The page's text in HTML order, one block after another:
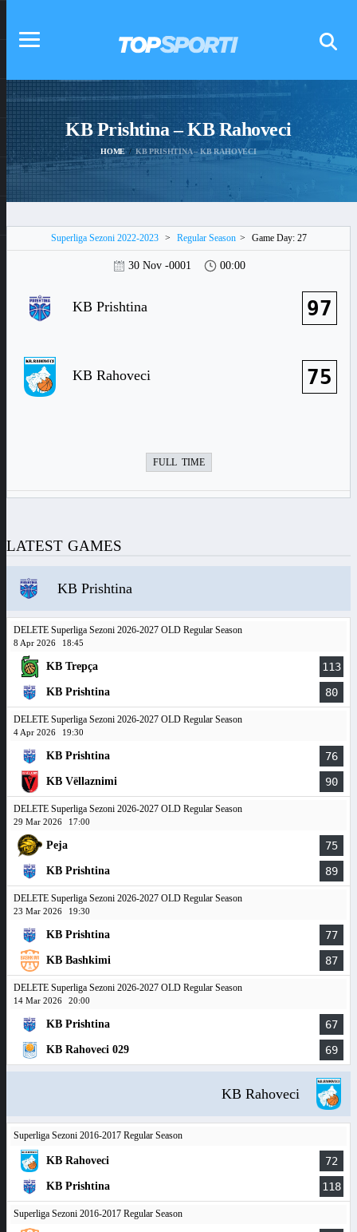
KB Prishtina – KB Rahoveci
HOME KB PRISHTINA – KB RAHOVECI
Superliga Sezoni 2022-2023 > Regular Season > Game Day: 27
30 Nov -0001 00:00
KB Prishtina 97
KB Rahoveci 75
FULL TIME
LATEST GAMES
KB Prishtina
DELETE Superliga Sezoni 2026-2027 OLD Regular Season
8 Apr 2026 18:45
KB Trepça 113
KB Prishtina 80
DELETE Superliga Sezoni 2026-2027 OLD Regular Season
4 Apr 2026 19:30
KB Prishtina 76
KB Vëllaznimi 90
DELETE Superliga Sezoni 2026-2027 OLD Regular Season
29 Mar 2026 17:00
Peja 75
KB Prishtina 89
DELETE Superliga Sezoni 2026-2027 OLD Regular Season
23 Mar 2026 19:30
KB Prishtina 77
KB Bashkimi 87
DELETE Superliga Sezoni 2026-2027 OLD Regular Season
14 Mar 2026 20:00
KB Prishtina 67
KB Rahoveci 029 69
KB Rahoveci
Superliga Sezoni 2016-2017 Regular Season
KB Rahoveci 72
KB Prishtina 118
Superliga Sezoni 2016-2017 Regular Season